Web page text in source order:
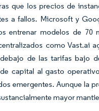
que los precios de
a fallos. Microsoft y
entrenar modelos de 70
como Vast.ai
de las tarifas bajo
capital al gasto
emergentes. Aunque la
mayor